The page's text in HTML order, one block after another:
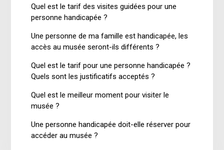
Quel est le tarif des visites guidées pour une
personne handicapée ?
Une personne de ma famille est handicapée, les
accès au musée seront-ils différents ?
Quel est le tarif pour une personne handicapée ?
Quels sont les justificatifs acceptés ?
Quel est le meilleur moment pour visiter le
musée ?
Une personne handicapée doit-elle réserver pour
accéder au musée ?